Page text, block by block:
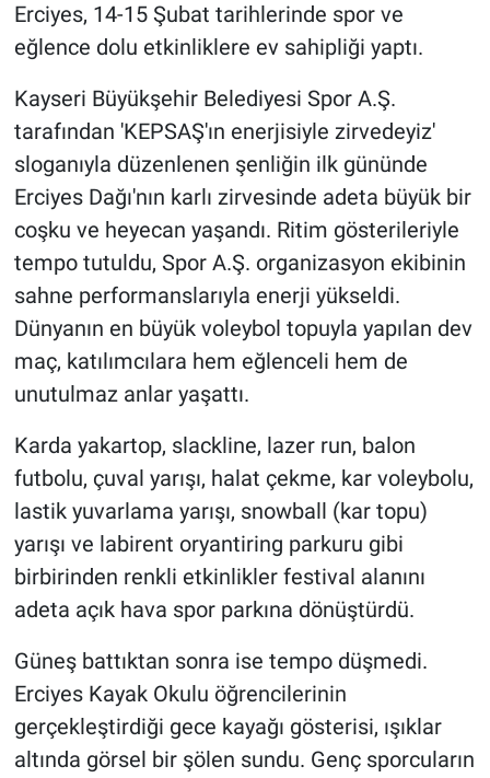
Erciyes, 14-15 Şubat tarihlerinde spor ve
eğlence dolu etkinliklere ev sahipliği yaptı.
Kayseri Büyükşehir Belediyesi Spor A.Ş.
tarafından 'KEPSAŞ'ın enerjisiyle zirvedeyiz'
sloganıyla düzenlenen şenliğin ilk gününde
Erciyes Dağı'nın karlı zirvesinde adeta büyük bir
coşku ve heyecan yaşandı. Ritim gösterileriyle
tempo tutuldu, Spor A.Ş. organizasyon ekibinin
sahne performanslarıyla enerji yükseldi.
Dünyanın en büyük voleybol topuyla yapılan dev
maç, katılımcılara hem eğlenceli hem de
unutulmaz anlar yaşattı.
Karda yakartop, slackline, lazer run, balon
futbolu, çuval yarışı, halat çekme, kar voleybolu,
lastik yuvarlama yarışı, snowball (kar topu)
yarışı ve labirent oryantiring parkuru gibi
birbirinden renkli etkinlikler festival alanını
adeta açık hava spor parkına dönüştürdü.
Güneş battıktan sonra ise tempo düşmedi.
Erciyes Kayak Okulu öğrencilerinin
gerçekleştirdiği gece kayağı gösterisi, ışıklar
altında görsel bir şölen sundu. Genç sporcuların